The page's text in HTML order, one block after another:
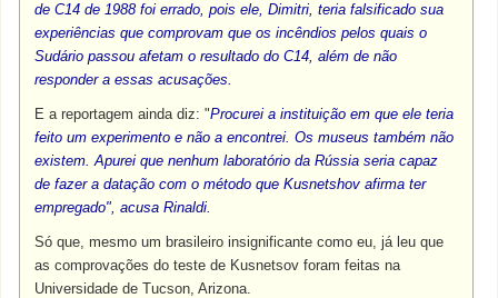
de C14 de 1988 foi errado, pois ele, Dimitri, teria falsificado sua
experiências que comprovam que os incêndios pelos quais o
Sudário passou afetam o resultado do C14, além de não
responder a essas acusações.
E a reportagem ainda diz: "Procurei a instituição em que ele teria
feito um experimento e não a encontrei. Os museus também não
existem. Apurei que nenhum laboratório da Rússia seria capaz
de fazer a datação com o método que Kusnetshov afirma ter
empregado", acusa Rinaldi.
Só que, mesmo um brasileiro insignificante como eu, já leu que
as comprovações do teste de Kusnetsov foram feitas na
Universidade de Tucson, Arizona.